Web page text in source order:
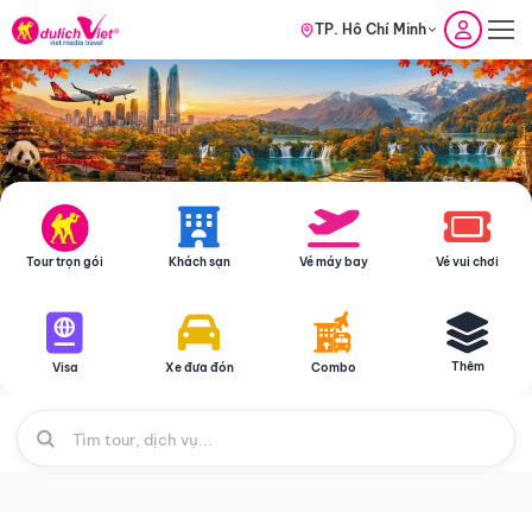
TP. Hồ Chí Minh
Tour trọn gói Khách sạn Vé máy bay Vé vui chơi
Visa Xe đưa đón Combo Thêm